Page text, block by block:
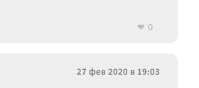
0
27 фев 2020 в 19:03